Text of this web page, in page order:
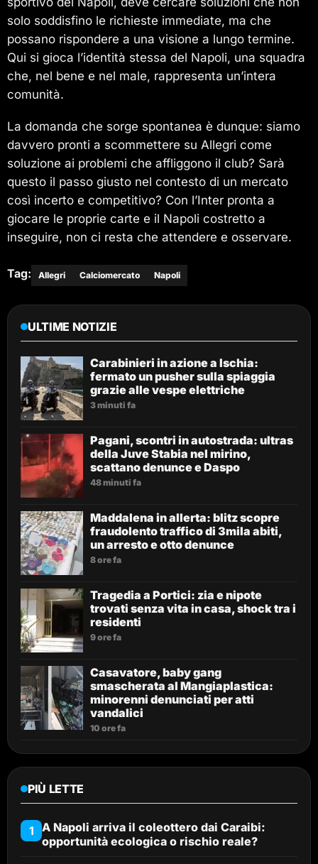
solo soddisfino le richieste immediate, ma che
possano rispondere a una visione a lungo termine.
Qui si gioca l’identità stessa del Napoli, una squadra
che, nel bene e nel male, rappresenta un’intera
comunità.
La domanda che sorge spontanea è dunque: siamo
davvero pronti a scommettere su Allegri come
soluzione ai problemi che affliggono il club? Sarà
questo il passo giusto nel contesto di un mercato
così incerto e competitivo? Con l’Inter pronta a
giocare le proprie carte e il Napoli costretto a
inseguire, non ci resta che attendere e osservare.
Tag: Allegri Calciomercato Napoli
ULTIME NOTIZIE
Carabinieri in azione a Ischia:
fermato un pusher sulla spiaggia
grazie alle vespe elettriche
3 minuti fa
Pagani, scontri in autostrada: ultras
della Juve Stabia nel mirino,
scattano denunce e Daspo
48 minuti fa
Maddalena in allerta: blitz scopre
fraudolento traffico di 3mila abiti,
un arresto e otto denunce
8 ore fa
Tragedia a Portici: zia e nipote
trovati senza vita in casa, shock tra i
residenti
9 ore fa
Casavatore, baby gang
smascherata al Mangiaplastica:
minorenni denunciati per atti
vandalici
10 ore fa
PIÙ LETTE
1 A Napoli arriva il coleottero dai Caraibi:
opportunità ecologica o rischio reale?